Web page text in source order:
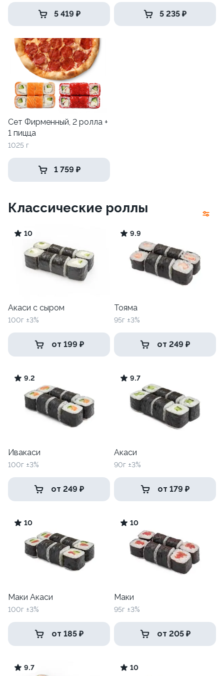
5 419 ₽ 5 235 ₽
Сет Фирменный, 2 ролла +
1 пицца
1025 г
1 759 ₽
Классические роллы
10
Акаси с сыром
100г ±3%
от 199 ₽
9.9
Тояма
95г ±3%
от 249 ₽
9.2
Ивакаси
100г ±3%
от 249 ₽
9.7
Акаси
90г ±3%
от 179 ₽
10
Маки Акаси
100г ±3%
от 185 ₽
10
Маки
95г ±3%
от 205 ₽
9.7 10